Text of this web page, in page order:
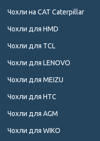
Чохли на CAT Caterpillar
Чохли для HMD
Чохли для TCL
Чохли для LENOVO
Чохли для MEIZU
Чохли для HTC
Чохли для AGM
Чохли для WIKO